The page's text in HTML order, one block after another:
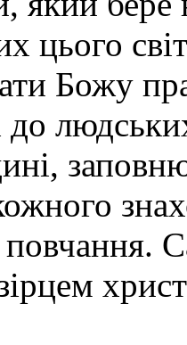
цього
Божу
до
повчання.